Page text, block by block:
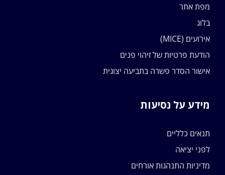
מפת אתר
בלוג
אירועים (MICE)
הודעת פרטיות של זיהוי פנים
אישור הסדר פשרה בתביעה יצוגית
מידע על נסיעות
תנאים כלליים
לפני יציאה
מדיניות התנהגות אורחים